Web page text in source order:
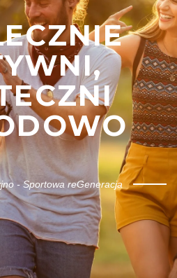
- Sportowa reGeneracja